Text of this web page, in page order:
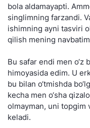
bola aldamayapti.
singlimning farzandi.
ishimning ayni tasviri
qilish mening
Bu safar endi men o‘z
himoyasida edim. U
bu bilan o‘tmishda
kecha men o‘sha
olmayman, uni topgim
keladi.